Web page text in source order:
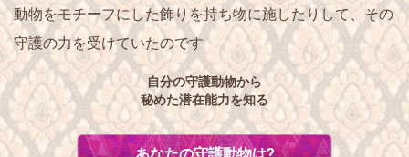
動物をモチーフにした飾りを持ち物に施したりして、その
守護の力を受けていたのです
自分の守護動物から
秘めた潜在能力を知る